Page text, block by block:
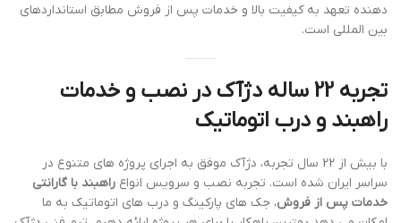
دهنده تعهد به کیفیت بالا و خدمات پس از فروش مطابق استانداردهای
بین المللی است.
تجربه 22 ساله دژآک در نصب و خدمات
راهبند و درب اتوماتیک
با بیش از 22 سال تجربه، دژآک موفق به اجرای پروژه های متنوع در
سراسر ایران شده است. تجربه نصب و سرویس انواع راهبند با گارانتی
خدمات پس از فروش، جک های پارکینگ و درب های اتوماتیک به ما